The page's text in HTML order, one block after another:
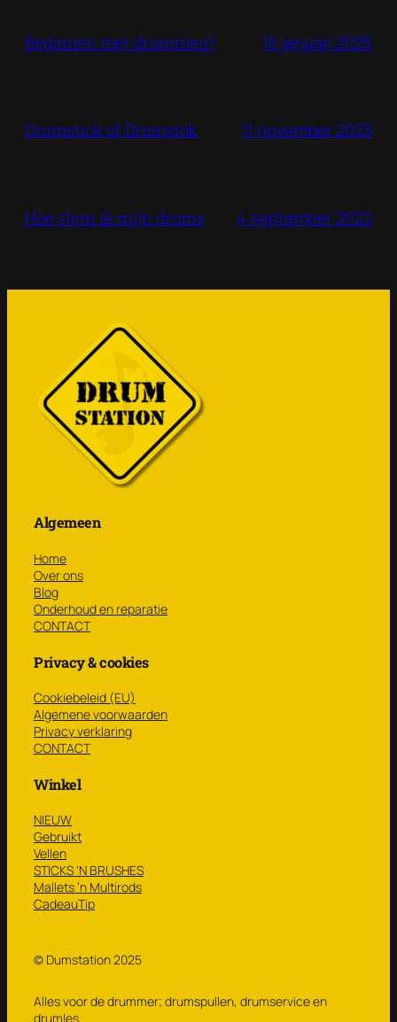
Beginnen met drummen? 15 januari 2025
Drumstick of Drumstok 11 november 2023
Hoe stem ik mijn drums 4 september 2022
Algemeen
Home
Over ons
Blog
Onderhoud en reparatie
CONTACT
Privacy & cookies
Cookiebeleid (EU)
Algemene voorwaarden
Privacy verklaring
CONTACT
Winkel
NIEUW
Gebruikt
Vellen
STICKS ‘N BRUSHES
Mallets ’n Multirods
CadeauTip
© Dumstation 2025
Alles voor de drummer; drumspullen, drumservice en
drumles.